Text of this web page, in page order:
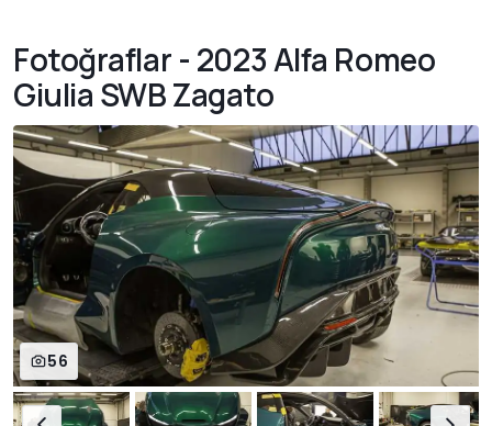
Fotoğraflar - 2023 Alfa Romeo
Giulia SWB Zagato
56